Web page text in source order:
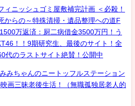
ィニッシュゴミ屋敷補完計画 ＜必殺！
からの～特殊清掃・遺品整理への道F
万返済：厨二病借金3500万円！う
！！9期研究生、最後のサイト！全
代のラストサイト絶賛！公開中
みちゃんのニートッフルステーション
画三昧老後生活！（無職孤独居老人的